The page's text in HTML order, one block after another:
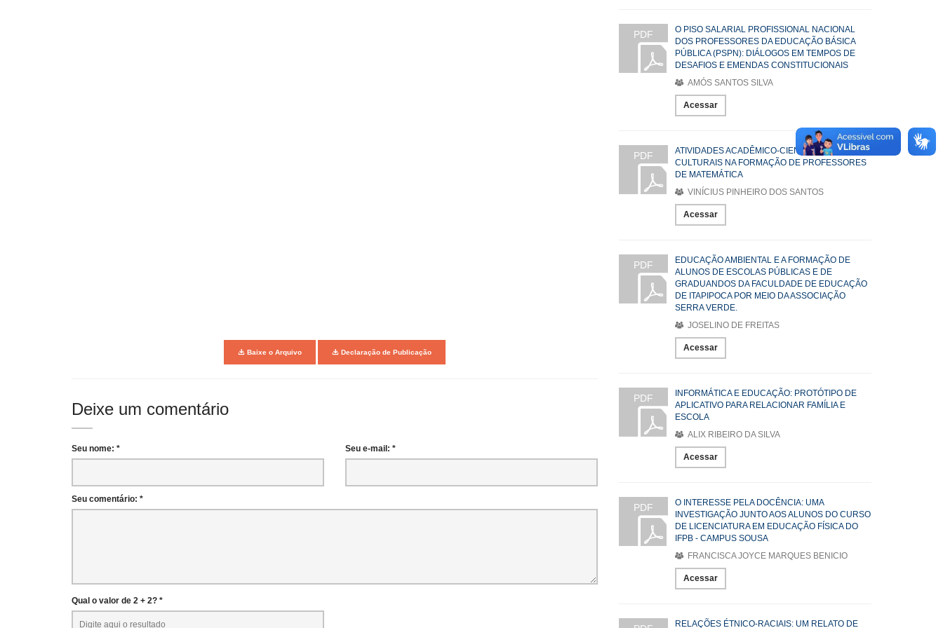
Baixe o Arquivo Declaração de Publicação
Deixe um comentário
Seu nome: * Seu e-mail: *
Seu comentário: *
Qual o valor de 2 + 2? *
PDF
O PISO SALARIAL PROFISSIONAL NACIONAL
DOS PROFESSORES DA EDUCAÇÃO BÁSICA
PÚBLICA (PSPN): DIÁLOGOS EM TEMPOS DE
DESAFIOS E EMENDAS CONSTITUCIONAIS
AMÓS SANTOS SILVA
Acessar
PDF
ATIVIDADES ACADÊMICO-CIENTÍFICO-
CULTURAIS NA FORMAÇÃO DE PROFESSORES
DE MATEMÁTICA
VINÍCIUS PINHEIRO DOS SANTOS
Acessar
PDF
EDUCAÇÃO AMBIENTAL E A FORMAÇÃO DE
ALUNOS DE ESCOLAS PÚBLICAS E DE
GRADUANDOS DA FACULDADE DE EDUCAÇÃO
DE ITAPIPOCA POR MEIO DA ASSOCIAÇÃO
SERRA VERDE.
JOSELINO DE FREITAS
Acessar
PDF
INFORMÁTICA E EDUCAÇÃO: PROTÓTIPO DE
APLICATIVO PARA RELACIONAR FAMÍLIA E
ESCOLA
ALIX RIBEIRO DA SILVA
Acessar
PDF
O INTERESSE PELA DOCÊNCIA: UMA
INVESTIGAÇÃO JUNTO AOS ALUNOS DO CURSO
DE LICENCIATURA EM EDUCAÇÃO FÍSICA DO
IFPB - CAMPUS SOUSA
FRANCISCA JOYCE MARQUES BENICIO
Acessar
RELAÇÕES ÉTNICO-RACIAIS: UM RELATO DE